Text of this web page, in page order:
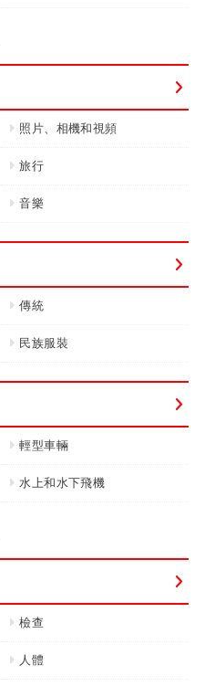
照片、相機和視頻
旅行
音樂
傳統
民族服裝
輕型車輛
水上和水下飛機
檢查
人體